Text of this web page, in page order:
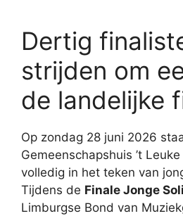
Dertig
strijden om
de landelijke
Op zondag 28 juni 2026
Gemeenschapshuis ’t
volledig in het teken van
Tijdens de Finale Jonge
Limburgse Bond van